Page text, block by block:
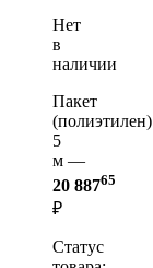
Нет
в
наличии
Пакет
(полиэтилен)
5
м —
20 88765
₽
Статус